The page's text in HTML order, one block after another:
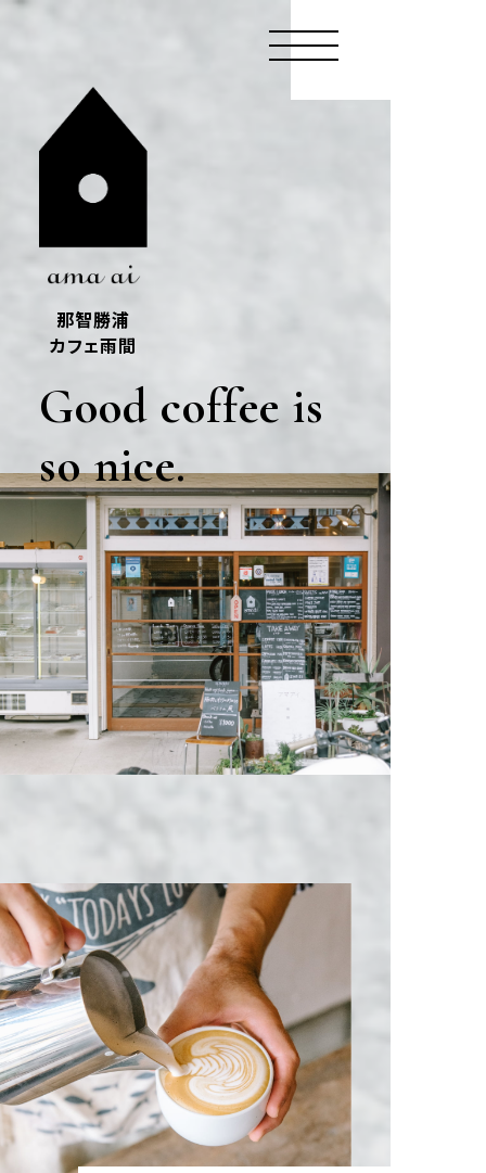
那智勝浦
カフェ雨間
Good coffee is
so nice.